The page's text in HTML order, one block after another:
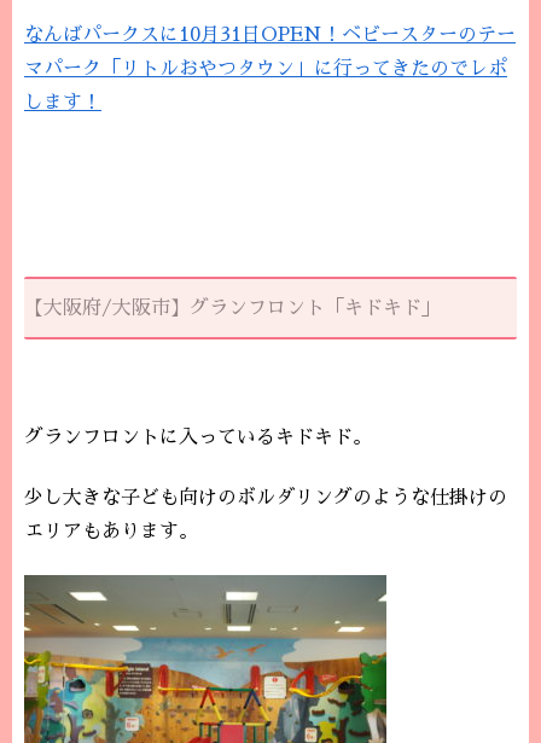
なんばパークスに10月31日OPEN！ベビースターのテー
マパーク「リトルおやつタウン」に行ってきたのでレポ
します！
【大阪府/大阪市】グランフロント「キドキド」
グランフロントに入っているキドキド。
少し大きな子ども向けのボルダリングのような仕掛けの
エリアもあります。